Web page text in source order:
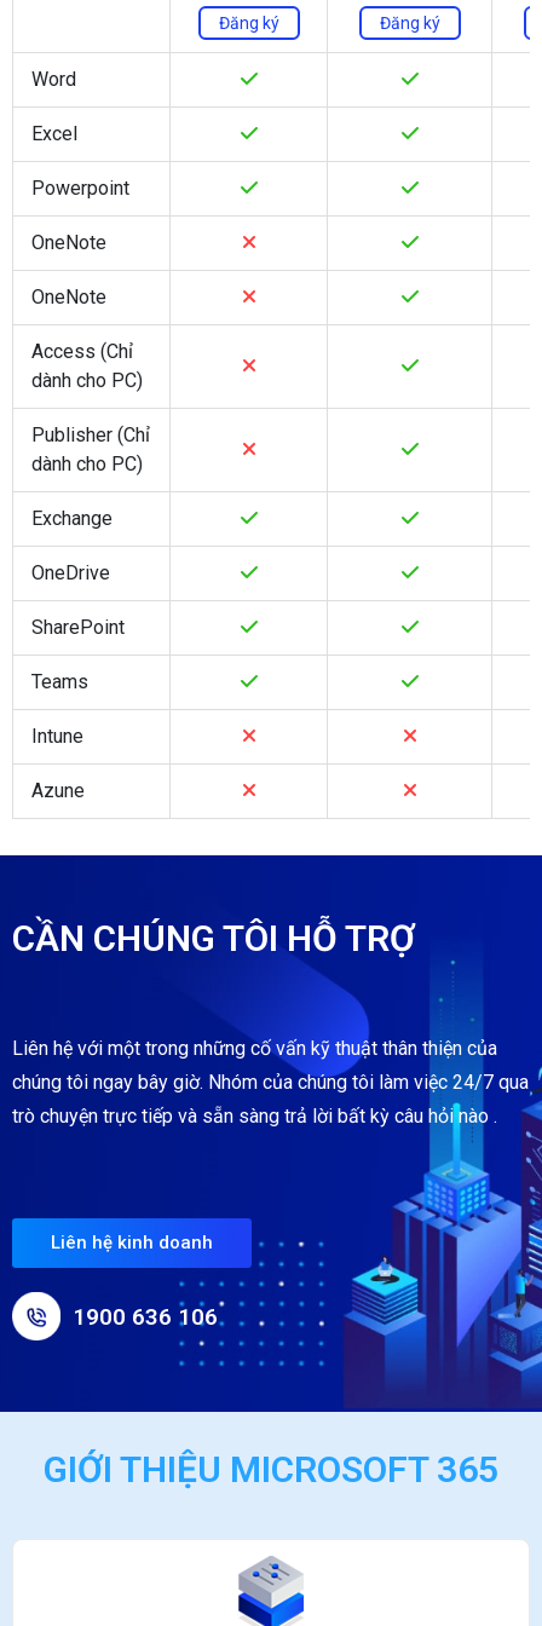
Đăng ký Đăng ký
Word
Excel
Powerpoint
OneNote
OneNote
Access (Chỉ
dành cho PC)
Publisher (Chỉ
dành cho PC)
Exchange
OneDrive
SharePoint
Teams
Intune
Azune
CẦN CHÚNG TÔI HỖ TRỢ
Liên hệ với một trong những cố vấn kỹ thuật thân thiện của
chúng tôi ngay bây giờ. Nhóm của chúng tôi làm việc 24/7 qua
trò chuyện trực tiếp và sẵn sàng trả lời bất kỳ câu hỏi nào .
Liên hệ kinh doanh
1900 636 106
GIỚI THIỆU MICROSOFT 365